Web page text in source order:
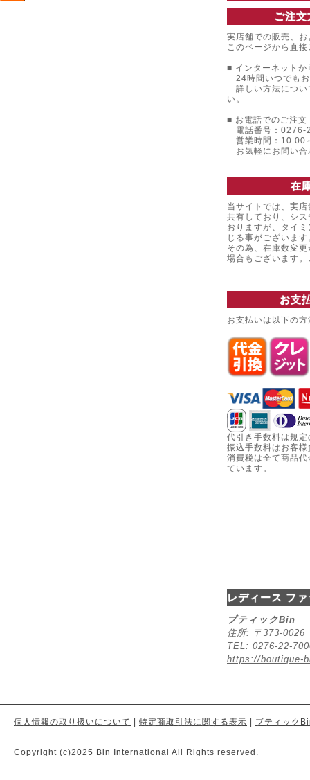
ご注
実店舗での販売、
このページから直
■ インターネットか
24時間いつでも
詳しい方法につい
い。
■ お電話でのご注文
電話番号：0276-
営業時間：10:00
お気軽にお問い合
在
当サイトでは、実
共有しており、シ
おりますが、タイ
じる事がございます
その為、在庫数変
場合もございます
お支
お支払いは以下の
代引き手数料は規
振込手数料はお客
消費税は全て商品
ています。
レディース フ
ブティックBin
住所: 〒373-
TEL: 0276-22-
https://boutique-
個人情報の取り扱いについて 特定商取引法に関する表示 ブティック
Copyright (c)2025 Bin International All Rights reserved.